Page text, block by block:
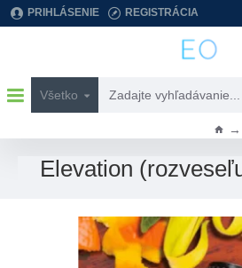
PRIHLÁSENIE REGISTRÁCIA
Všetko
Zadajte
Elevation
h
o
m